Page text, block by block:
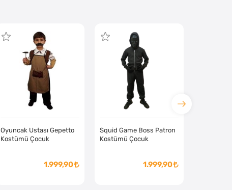
Oyuncak Ustası Gepetto
Kostümü Çocuk
1.999,90
Squid Game Boss Patron
Kostümü Çocuk
1.999,90